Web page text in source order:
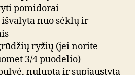
pomidorai
nuo sėklų ir
ryžių (jei norite
3/4 puodelio)
nulupta ir supjaustyta